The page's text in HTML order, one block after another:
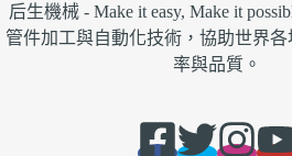
后生機械 - Make it easy, Make it
管件加工與自動化技術，協助世界
率與品質。